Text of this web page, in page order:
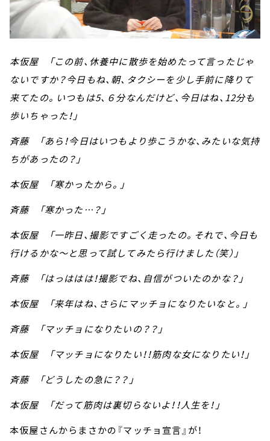
本仮屋 「この前、休養中に散歩を始めたって言ったじゃ
ないですか？今日もね、朝、タクシーを少し手前に降りて
来てたの。いつもは5、６分なんだけど、今日はね、12分も
歩いちゃった！」
斉藤 「あら！今日はいつもより歩こうかな、みたいな気持
ちがあったの？」
本仮屋 「寒かったから。」
斉藤 「寒かった…？」
本仮屋 「一昨日、撮影ですごく走ったの。それで、今日も
行けるかな～と思って試してみたら行けました（笑）」
斉藤 「はっははは！撮影でね、自信がついたのかな？」
本仮屋 「来年はね、さらにマッチョになりたいなと。」
斉藤 「マッチョになりたいの？？」
本仮屋 「マッチョになりたい！！筋肉な女になりたい！」
斉藤 「どうしたの急に？？」
本仮屋 「だって筋肉は裏切らないよ！！人生を！」
本仮屋さんからまさかの『マッチョ宣言』が！